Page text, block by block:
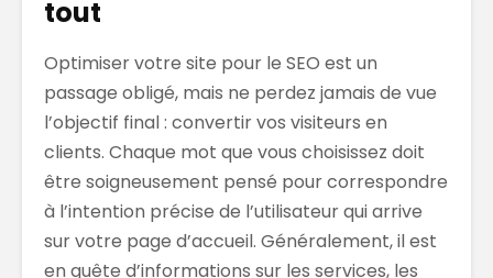
tout
Optimiser votre site pour le SEO est un
passage obligé, mais ne perdez jamais de vue
l’objectif final : convertir vos visiteurs en
clients. Chaque mot que vous choisissez doit
être soigneusement pensé pour correspondre
à l’intention précise de l’utilisateur qui arrive
sur votre page d’accueil. Généralement, il est
en quête d’informations sur les services, les